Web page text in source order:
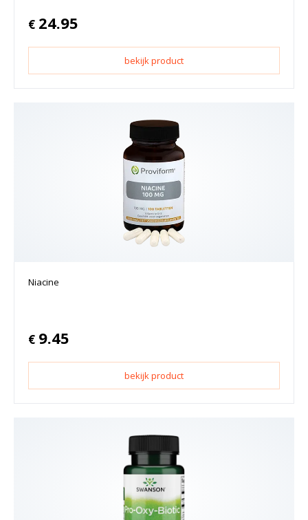
€ 24.95
bekijk product
Niacine
€ 9.45
bekijk product